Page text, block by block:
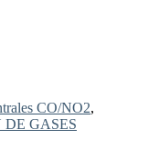
CO/NO2,
GASES